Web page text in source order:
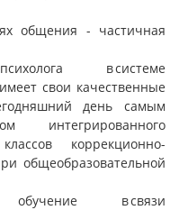
общения - частичная
в системе
свои качественные
день самым
интегрированного
коррекционно-
общеобразовательной
обучение в связи